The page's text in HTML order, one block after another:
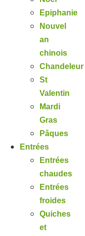
Epiphanie
Nouvel
an
chinois
Chandeleur
St
Valentin
Mardi
Gras
Pâques
Entrées
Entrées
chaudes
Entrées
froides
Quiches
et